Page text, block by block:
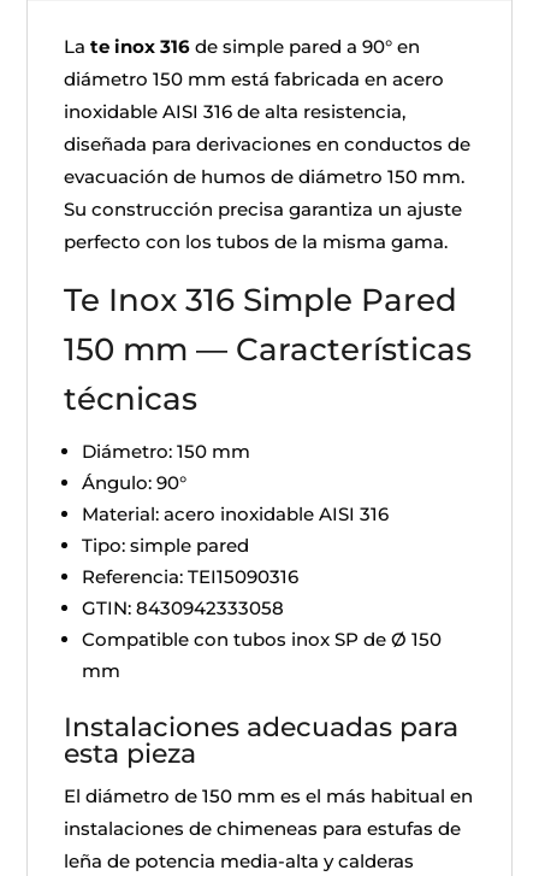
Late inox 316 de simple pared a 90° en
diámetro 150 mm está fabricada en acero
inoxidable AISI 316 de alta resistencia,
diseñada para derivaciones en conductos de
evacuación de humos de diámetro 150 mm.
Su construcción precisa garantiza un ajuste
perfecto con los tubos de la misma gama.
Te Inox 316 Simple Pared
150 mm — Características
técnicas
Diámetro: 150 mm
Ángulo: 90°
Material: acero inoxidable AISI 316
Tipo: simple pared
Referencia: TEI15090316
GTIN: 8430942333058
Compatible con tubos inox SP de Ø 150
mm
Instalaciones adecuadas para
esta pieza
El diámetro de 150 mm es el más habitual en
instalaciones de chimeneas para estufas de
leña de potencia media-alta y calderas